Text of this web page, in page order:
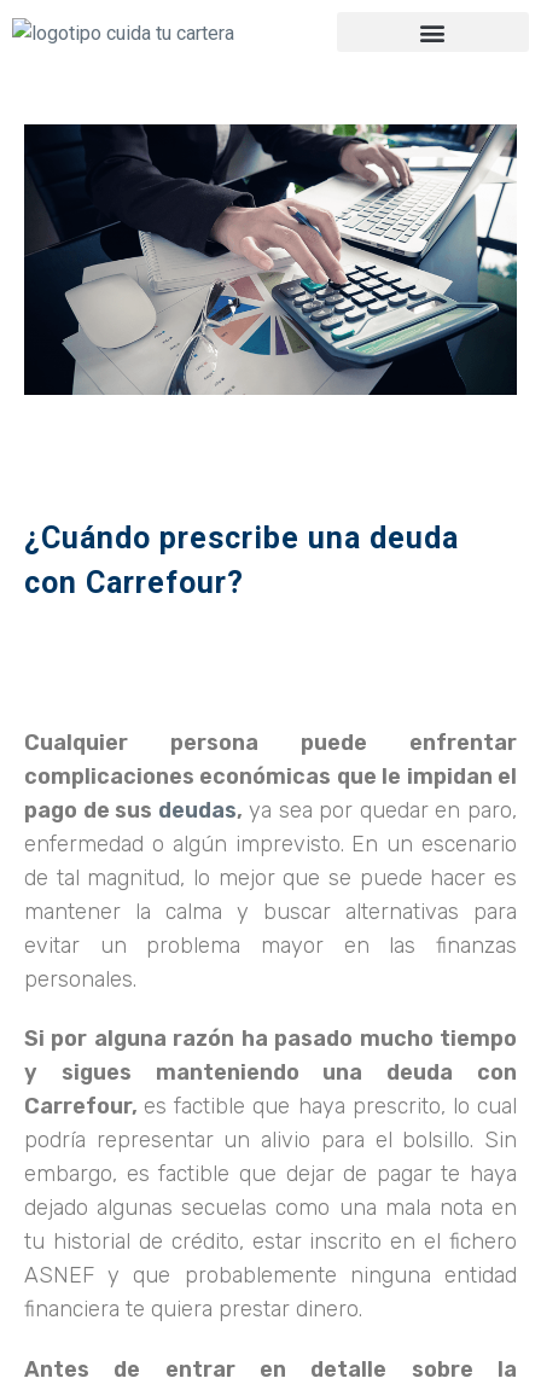
¿Cuándo prescribe una deuda
con Carrefour?
Cualquier persona puede enfrentar
complicaciones económicas que le impidan el
pago de sus deudas, ya sea por quedar en paro,
enfermedad o algún imprevisto. En un escenario
de tal magnitud, lo mejor que se puede hacer es
mantener la calma y buscar alternativas para
evitar un problema mayor en las finanzas
personales.
Si por alguna razón ha pasado mucho tiempo
y sigues manteniendo una deuda con
Carrefour, es factible que haya prescrito, lo cual
podría representar un alivio para el bolsillo. Sin
embargo, es factible que dejar de pagar te haya
dejado algunas secuelas como una mala nota en
tu historial de crédito, estar inscrito en el fichero
ASNEF y que probablemente ninguna entidad
financiera te quiera prestar dinero.
Antes de entrar en detalle sobre la